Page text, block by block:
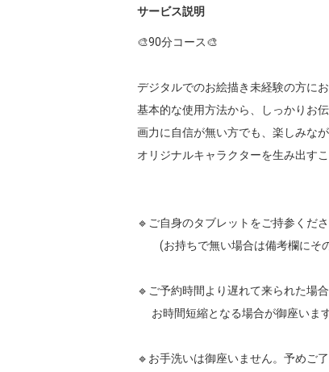
サービス説明
🎨90分コース🎨
デジタルでのお絵描き未経験の方にお
基本的な使用方法から、しっかりお
画力に自信が無い方でも、楽しみな
オリジナルキャラクターを生み出すこ
🔹ご自身のタブレットをご持参くだ
(お持ちで無い場合は備考欄にそ
🔹ご予約時間より遅れて来られた場
🔹お手洗いは御座いません。予めご了